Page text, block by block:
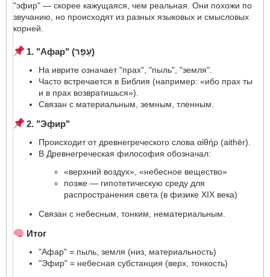
"эфир" — скорее кажущаяся, чем реальная. Они похожи по
звучанию, но происходят из разных языковых и смысловых
корней.
1. "Афар" (עָפָר)
На иврите означает "прах", "пыль", "земля".
Часто встречается в Библия (например: «ибо прах ты
и в прах возвратишься»).
Связан с материальным, земным, тленным.
2. "Эфир"
Происходит от древнегреческого слова αἰθήρ (aithēr).
В Древнегреческая философия обозначал:
«верхний воздух», «небесное вещество»
позже — гипотетическую среду для
распространения света (в физике XIX века)
Связан с небесным, тонким, нематериальным.
Итог
"Афар" = пыль, земля (низ, материальность)
"Эфир" = небесная субстанция (верх, тонкость)